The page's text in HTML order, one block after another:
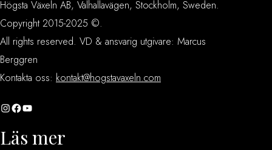
Högsta Växeln AB, Valhallavägen, Stockholm, Sweden.
Copyright 2015-2025 ©.
All rights reserved. VD & ansvarig utgivare: Marcus
Berggren
Kontakta oss: kontakt@hogstavaxeln.com
InstagramFacebook YouTube
Läs mer